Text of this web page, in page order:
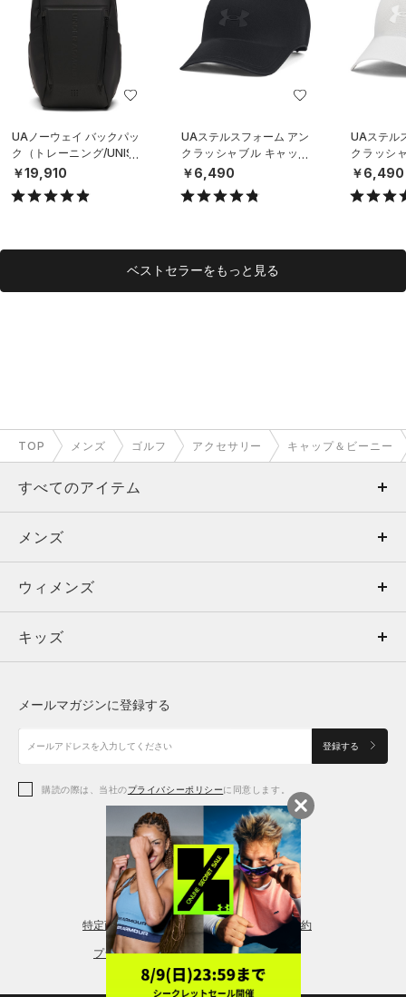
UAノーウェイ バックパッ
ク（トレーニング/UNISE
X）
￥19,910
UAステルスフォーム アン
クラッシャブル キャップ
（ライフスタイル/UNISE
￥6,490
UAステル
クラッシ
（ライフ
￥6,490
ベストセラーをもっと見る
TOP メンズ ゴルフ アクセサリー キャップ＆ビーニー
すべてのアイテム
メンズ
ウィメンズ
キッズ
アクセサリー
メンズ
トップス
ボトムス
アクセサリー
ウィメンズ
トップス
シューズ
アクセサリー
レギンス＆タイツ
キッズ
シューズ
メールマガジンに登録する
登録する
購読の際は、当社のプライバシーポリシーに同意します。
特定商取引法に基づく通販の表記 会員規約
プライバシーポリシー